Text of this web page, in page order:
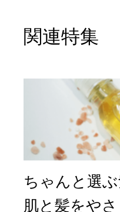
関連特集
ちゃんと選ぶ
肌と髪をや